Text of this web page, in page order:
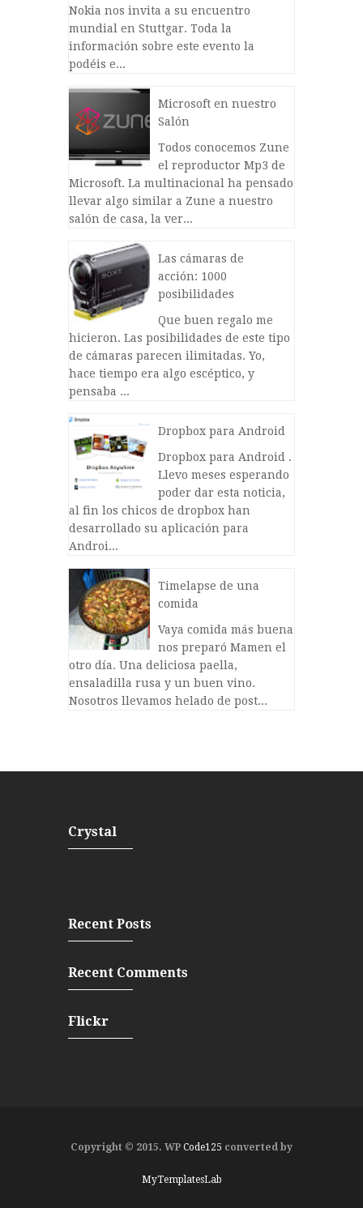
Nokia nos invita a su encuentro
mundial en Stuttgar. Toda la
información sobre este evento la
podéis e...
Microsoft en nuestro
Salón
Todos conocemos Zune
el reproductor Mp3 de
Microsoft. La multinacional ha pensado
llevar algo similar a Zune a nuestro
salón de casa, la ver...
Las cámaras de
acción: 1000
posibilidades
Que buen regalo me
hicieron. Las posibilidades de este tipo
de cámaras parecen ilimitadas. Yo,
hace tiempo era algo escéptico, y
pensaba ...
Dropbox para Android
Dropbox para Android .
Llevo meses esperando
poder dar esta noticia,
al fin los chicos de dropbox han
desarrollado su aplicación para
Androi...
Timelapse de una
comida
Vaya comida más buena
nos preparó Mamen el
otro día. Una deliciosa paella,
ensaladilla rusa y un buen vino.
Nosotros llevamos helado de post...
Crystal
Recent Posts
Recent Comments
Flickr
Copyright © 2015. WP Code125 converted by
MyTemplatesLab